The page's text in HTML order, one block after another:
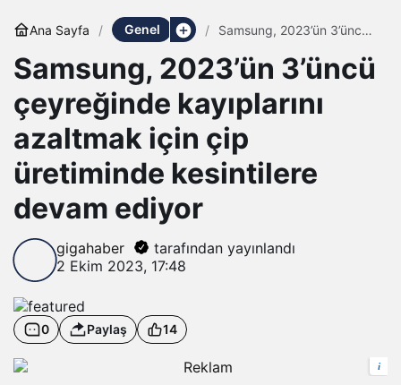
Ana Sayfa Genel
Samsung, 2023’ün 3’üncü
azaltmak için çip
üretiminde kesintilere
devam ediyor
Samsung, 2023’ün 3’üncü
çeyreğinde kayıplarını
azaltmak için çip
üretiminde kesintilere
devam ediyor
gigahaber
tarafından yayınlandı
2 Ekim 2023, 17:48
0 Paylaş 14
i